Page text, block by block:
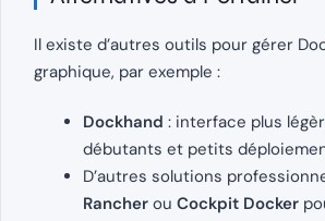
Il existe d’autres outils pour gérer
graphique, par exemple :
Dockhand : interface plus
débutants et petits
D’autres solutions
Rancher ou Cockpit Docker